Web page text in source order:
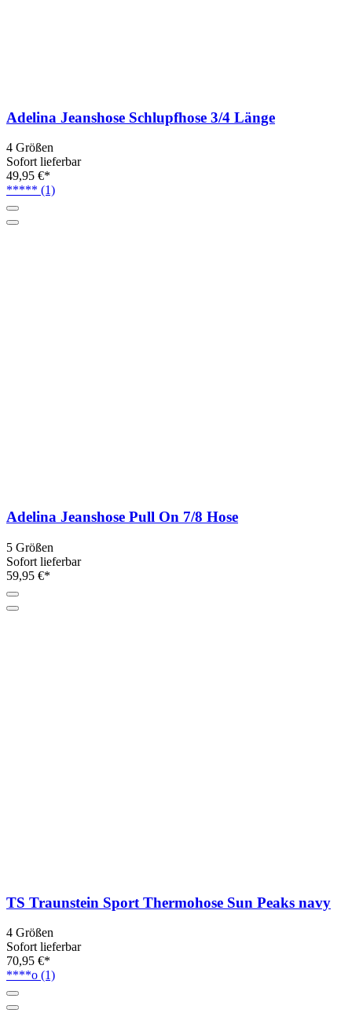
Adelina Jeanshose Schlupfhose 3/4 Länge
4 Größen
Sofort lieferbar
49,95 €*
***** (1)
Adelina Jeanshose Pull On 7/8 Hose
5 Größen
Sofort lieferbar
59,95 €*
TS Traunstein Sport Thermohose Sun Peaks navy
4 Größen
Sofort lieferbar
70,95 €*
****o (1)